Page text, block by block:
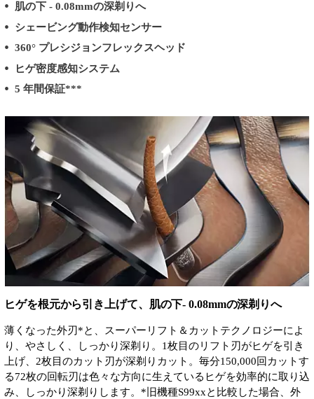
肌の下 - 0.08mmの深剃りへ
シェービング動作検知センサー
360° プレシジョンフレックスヘッド
ヒゲ密度感知システム
5 年間保証***
ヒゲを根元から引き上げて、肌の下- 0.08mmの深剃りへ
薄くなった外刃*と、スーパーリフト＆カットテクノロジーによ
り、やさしく、しっかり深剃り。1枚目のリフト刃がヒゲを引き
上げ、2枚目のカット刃が深剃りカット。毎分150,000回カットす
る72枚の回転刃は色々な方向に生えているヒゲを効率的に取り込
み、しっかり深剃りします。*旧機種S99xxと比較した場合、外